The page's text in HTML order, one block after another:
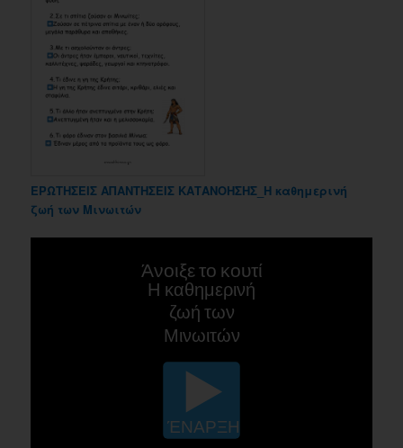
ΕΡΩΤΗΣΕΙΣ ΑΠΑΝΤΗΣΕΙΣ ΚΑΤΑΝΟΗΣΗΣ_Η καθημερινή
ζωή των Μινωιτών